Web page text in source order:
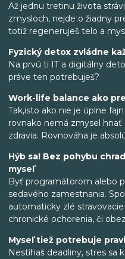
Až jednu tretinu života
zmysloch, nejde o žiadny
totiž regeneruješ telo a
Fyzický detox zvládne
Na prvú ti IT a digitálny
práve ten potrebuješ?
Work-life balance ako
Tak,isto ako nie je úplne
rovnako nemá zmysel
zdravia. Rovnováha je
Hýb sa! Bez pohybu
myseľ
Byť programátorom alebo
sedavého zamestnania.
automaticky zlé
chronické ochorenia, či
Myseľ tiež potrebuje
Nestíhaš deadliny, stres sa